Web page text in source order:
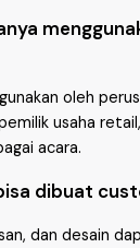
oleh
usaha
acara.
dibuat
dan desain